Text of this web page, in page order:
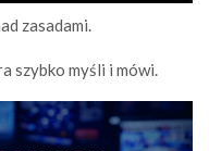
zasadami.
szybko myśli i mówi.